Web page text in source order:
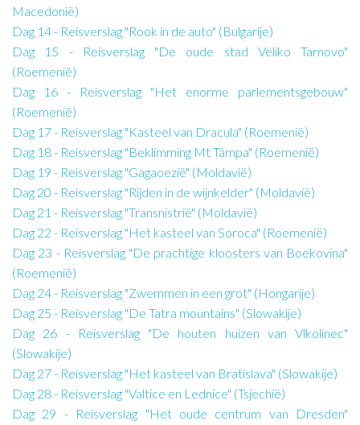
Macedonië)
Dag 14 - Reisverslag "Rook in de auto" (Bulgarije)
Dag 15 - Reisverslag "De oude stad Veliko Tarnovo"
(Roemenië)
Dag 16 - Reisverslag "Het enorme parlementsgebouw"
(Roemenië)
Dag 17 - Reisverslag "Kasteel van Dracula" (Roemenië)
Dag 18 - Reisverslag "Beklimming Mt Tâmpa" (Roemenië)
Dag 19 - Reisverslag "Gagaoezië" (Moldavië)
Dag 20 - Reisverslag "Rijden in de wijnkelder" (Moldavië)
Dag 21 - Reisverslag "Transnistrië" (Moldavië)
Dag 22 - Reisverslag "Het kasteel van Soroca" (Roemenië)
Dag 23 - Reisverslag "De prachtige kloosters van Boekovina"
(Roemenië)
Dag 24 - Reisverslag "Zwemmen in een grot" (Hongarije)
Dag 25 - Reisverslag "De Tatra mountains" (Slowakije)
Dag 26 - Reisverslag "De houten huizen van Vlkolínec"
(Slowakije)
Dag 27 - Reisverslag "Het kasteel van Bratislava" (Slowakije)
Dag 28 - Reisverslag "Valtice en Lednice" (Tsjechië)
Dag 29 - Reisverslag "Het oude centrum van Dresden"